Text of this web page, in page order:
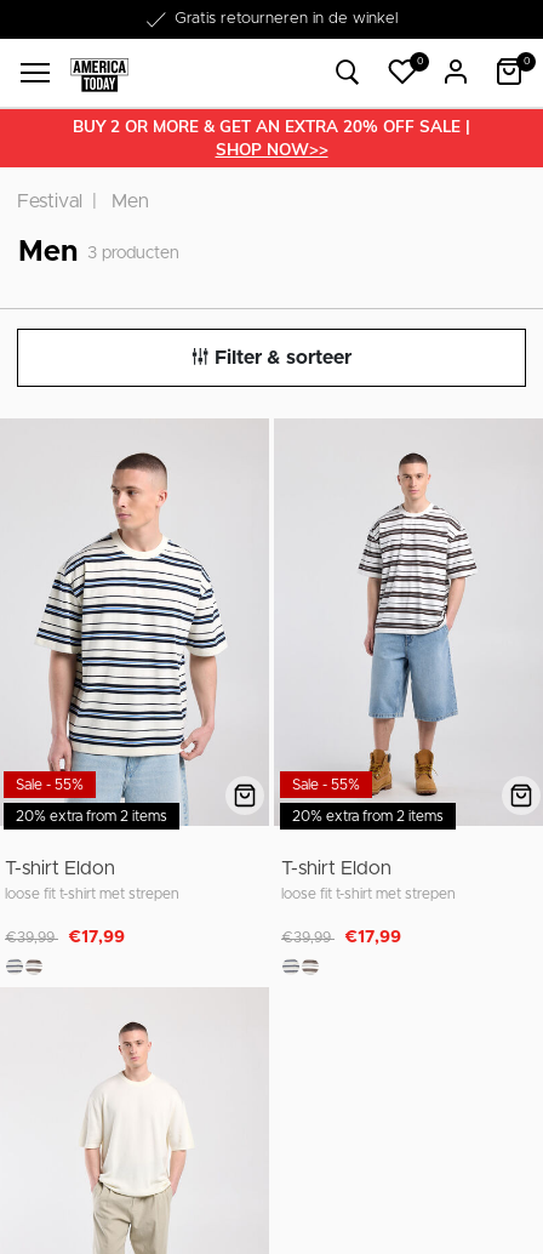
Gratis verzending vanaf €50
Binnen 1-3 werkdagen in huis
30 dagen retourrecht
Gratis retourneren in de winkel
€10 welkomstkorting
Word lid van onze Member Club!
0 0
BUY 2 OR MORE & GET AN EXTRA 20% OFF SALE |
SHOP NOW>>
Festival Men
Men 3 producten
Filter & sorteer
20% extra from 2 items
Sale - 55%
T-shirt Eldon
loose fit t-shirt met strepen
Afgeprijsd van
€39,99 naar
€17,99
20% extra from 2 items
Sale - 55%
T-shirt Eldon
loose fit t-shirt met strepen
Afgeprijsd van
€39,99 naar
€17,99